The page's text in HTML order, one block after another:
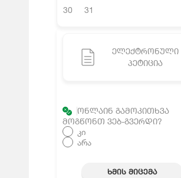
30 31
ᲔᲚᲔᲥᲢᲠᲝᲜᲣᲚᲘ
ᲞᲔᲢᲘᲪᲘᲐ
ᲝᲜᲚᲐᲘᲜ ᲒᲐᲛᲝᲙᲘᲗᲮᲕᲐ
ᲛᲝᲒᲬᲝᲜᲗ ᲕᲔᲑ-ᲒᲕᲔᲠᲓᲘ?
კი
არა
ᲮᲛᲘᲡ ᲛᲘᲪᲔᲛᲐ